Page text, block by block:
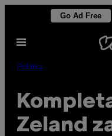
садржај
Go Ad Free
Otvori
Politika
Zeland